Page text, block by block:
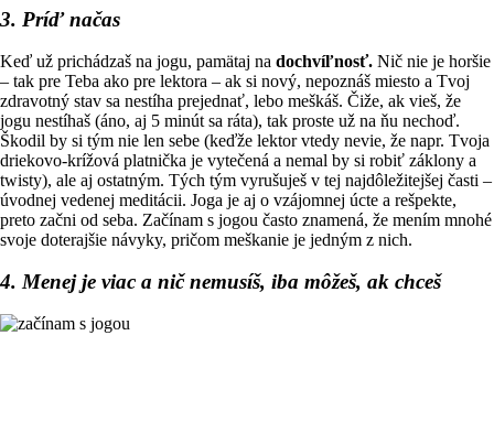
3. Príď načas
Keď už prichádzaš na jogu, pamätaj na dochvíľnosť. Nič nie je horšie
– tak pre Teba ako pre lektora – ak si nový, nepoznáš miesto a Tvoj
zdravotný stav sa nestíha prejednať, lebo meškáš. Čiže, ak vieš, že
jogu nestíhaš (áno, aj 5 minút sa ráta), tak proste už na ňu nechoď.
Škodil by si tým nie len sebe (keďže lektor vtedy nevie, že napr. Tvoja
driekovo-krížová platnička je vytečená a nemal by si robiť záklony a
twisty), ale aj ostatným. Tých tým vyrušuješ v tej najdôležitejšej časti –
úvodnej vedenej meditácii. Joga je aj o vzájomnej úcte a rešpekte,
preto začni od seba. Začínam s jogou často znamená, že mením mnohé
svoje doterajšie návyky, pričom meškanie je jedným z nich.
4. Menej je viac a nič nemusíš, iba môžeš, ak chceš